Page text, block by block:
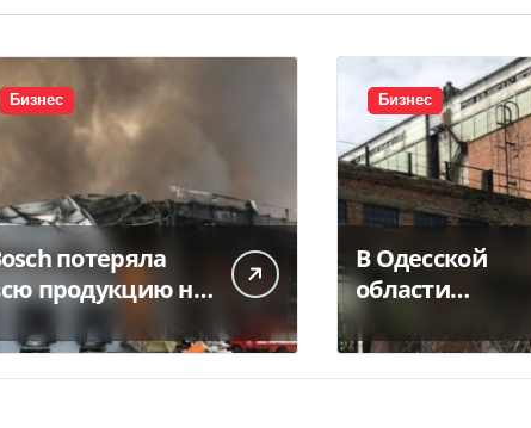
Бизнес
потеряла
продукцию на
атаки
Бизнес
В Одесской
области
«Хлебную базу
№77» за 5,7